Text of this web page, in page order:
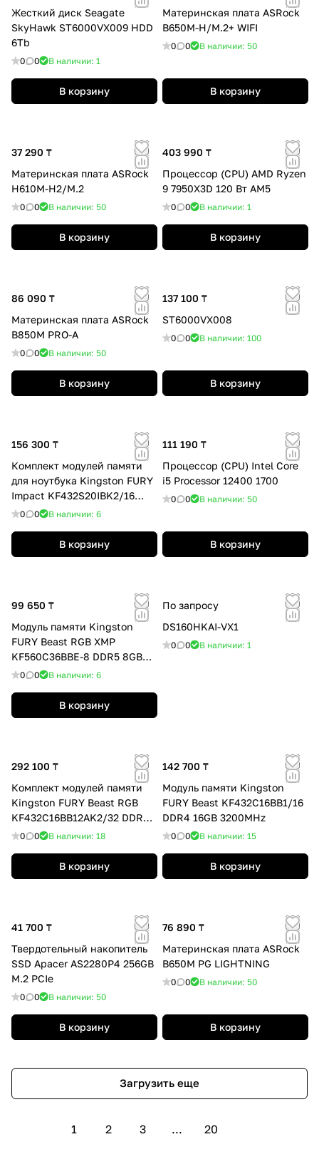
Жесткий диск Seagate
SkyHawk ST6000VX009 HDD
6Tb
0 0 В наличии: 1
В корзину
Материнская плата ASRock
B650M-H/M.2+ WIFI
0 0 В наличии: 50
В корзину
37 290 ₸
Материнская плата ASRock
H610M-H2/M.2
0 0 В наличии: 50
В корзину
403 990 ₸
Процессор (CPU) AMD Ryzen
9 7950X3D 120 Вт AM5
0 0 В наличии: 1
В корзину
86 090 ₸
Материнская плата ASRock
B850M PRO-A
0 0 В наличии: 50
В корзину
137 100 ₸
ST6000VX008
0 0 В наличии: 100
В корзину
156 300 ₸
Комплект модулей памяти
для ноутбука Kingston FURY
Impact KF432S20IBK2/16
DDR4 16GB (Kit 2x8GB)
0 0 В наличии: 6
В корзину
111 190 ₸
Процессор (CPU) Intel Core
i5 Processor 12400 1700
0 0 В наличии: 50
В корзину
99 650 ₸
Модуль памяти Kingston
FURY Beast RGB XMP
KF560C36BBE-8 DDR5 8GB
6000MHz
0 0 В наличии: 6
В корзину
По запросу
DS160HKAI-VX1
0 0 В наличии: 1
292 100 ₸
Комплект модулей памяти
Kingston FURY Beast RGB
KF432C16BB12AK2/32 DDR4
32GB (Kit 2x16GB) 3200MHz
0 0 В наличии: 18
В корзину
142 700 ₸
Модуль памяти Kingston
FURY Beast KF432C16BB1/16
DDR4 16GB 3200MHz
0 0 В наличии: 15
В корзину
41 700 ₸
Твердотельный накопитель
SSD Apacer AS2280P4 256GB
M.2 PCIe
0 0 В наличии: 50
В корзину
76 890 ₸
Материнская плата ASRock
B650M PG LIGHTNING
0 0 В наличии: 50
В корзину
Загрузить еще
1 2 3 ... 20